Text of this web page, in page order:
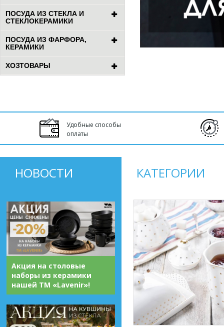
ПОСУДА ИЗ СТЕКЛА И
СТЕКЛОКЕРАМИКИ
ПОСУДА ИЗ ФАРФОРА,
КЕРАМИКИ
ХОЗТОВАРЫ
Удобные способы
оплаты
НОВОСТИ
Акция на столовые
наборы из керамики
нашей ТМ «Lavenir»!
КАТЕГОРИИ